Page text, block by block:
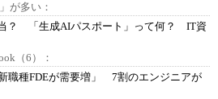
が多い：
？ 「生成AIパスポート」って何？ IT資
（6）：
職種FDEが需要増」 7割のエンジニアが